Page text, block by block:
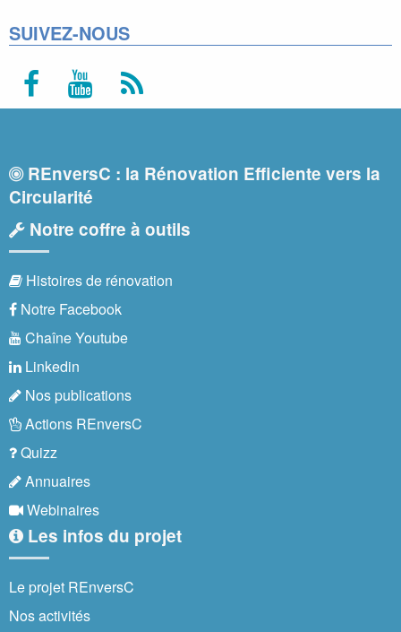
SUIVEZ-NOUS
REnversC : la Rénovation Efficiente vers la
Circularité
Notre coffre à outils
Histoires de rénovation
Notre Facebook
Chaîne Youtube
Linkedin
Nos publications
Actions REnversC
Quizz
Annuaires
Webinaires
Les infos du projet
Le projet REnversC
Nos activités